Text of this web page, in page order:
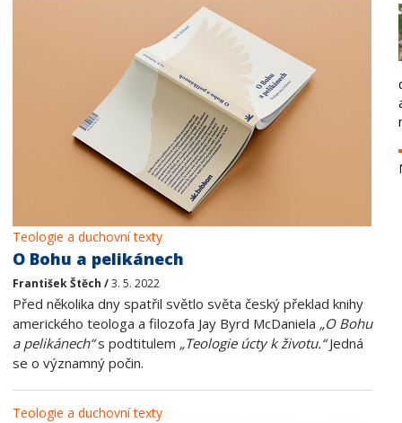
Teologie a duchovní texty
O Bohu a pelikánech
František Štěch /3. 5. 2022
Před několika dny spatřil světlo světa český překlad knihy
amerického teologa a filozofa Jay Byrd McDaniela „O Bohu
a pelikánech“s podtitulem „Teologie úcty k životu.“Jedná
se o významný počin.
Teologie a duchovní texty